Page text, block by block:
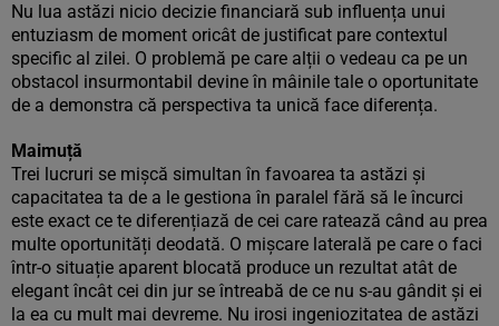
Nu lua astăzi nicio decizie financiară sub influența unui
entuziasm de moment oricât de justificat pare contextul
specific al zilei. O problemă pe care alții o vedeau ca pe un
obstacol insurmontabil devine în mâinile tale o oportunitate
de a demonstra că perspectiva ta unică face diferența.
Maimuță
Trei lucruri se mișcă simultan în favoarea ta astăzi și
capacitatea ta de a le gestiona în paralel fără să le încurci
este exact ce te diferențiază de cei care ratează când au prea
multe oportunități deodată. O mișcare laterală pe care o faci
într-o situație aparent blocată produce un rezultat atât de
elegant încât cei din jur se întreabă de ce nu s-au gândit și ei
la ea cu mult mai devreme. Nu irosi ingeniozitatea de astăzi